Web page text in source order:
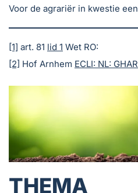
Voor de agrariër in kwestie
[1] art. 81 lid 1 Wet RO:
[2] Hof Arnhem ECLI: NL:
THEMA